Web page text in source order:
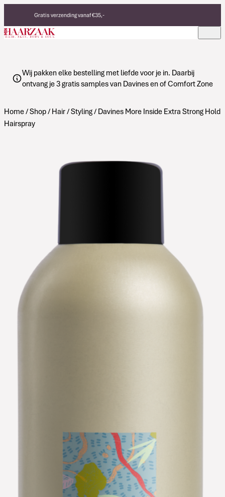
Gratis verzending vanaf €35,-
Eerlijke, duurzame producten
Made in Italy
Wij pakken elke bestelling met liefde voor je in. Daarbij
ontvang je 3 gratis samples van Davines en of Comfort Zone
Home/Shop/ Hair/Styling/ Davines More Inside Extra Strong Hold
Hairspray